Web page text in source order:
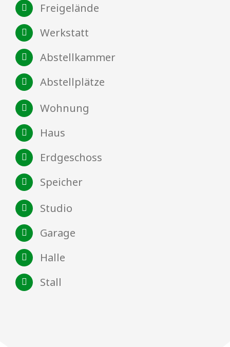
Freigelände
Werkstatt
Abstellkammer
Abstellplätze
Wohnung
Haus
Erdgeschoss
Speicher
Studio
Garage
Halle
Stall